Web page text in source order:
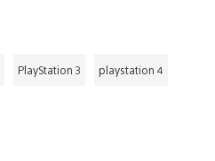
PlayStation 3 playstation 4